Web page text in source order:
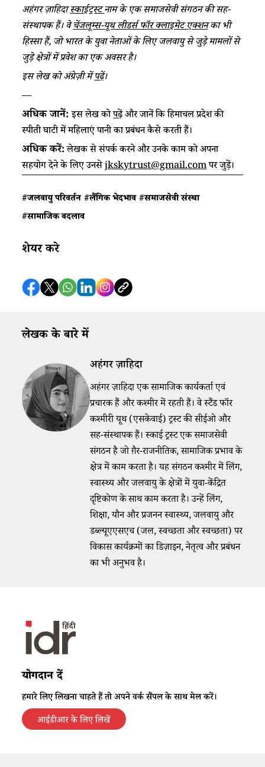
अहंगर ज़ाहिदास्काईट्रस्टनामके एक समाजसेवी संगठन की सह-
संस्थापक हैं। वेचेंजलूम्स-यूथ लीडर्स फॉर क्लाइमेट एक्शनका भी
हिस्सा हैं, जो भारत के युवा नेताओं के लिए जलवायु से जुड़े मामलों से
जुड़े क्षेत्रों में प्रवेश का एक अवसर है।
इस लेख को अंग्रेज़ी मेंपढ़ें।
—
अधिक जानें:इस लेख कोपढ़ेंऔर जानें कि हिमाचल प्रदेश की
स्पीती घाटी में महिलाएं पानी का प्रबंधन कैसे करती हैं।
अधिक करें:लेखक से संपर्क करने और उनके काम को अपना
सहयोग देने के लिए उनसेjkskytrust@gmail.comपर जुड़ें।
#जलवायु परिवर्तन #लैंगिक भेदभाव #समाजसेवी संस्था
#सामाजिक बदलाव
शेयर करे
लेखक के बारे में
अहंगर ज़ाहिदा
अहंगर ज़ाहिदा एक सामाजिक कार्यकर्ता एवं
प्रचारक हैं और कश्मीर में रहती हैं। वे स्टैंड फॉर
कश्मीरी यूथ (एसकेवाई) ट्रस्ट की सीईओ और
सह-संस्थापक हैं। स्काई ट्रस्ट एक समाजसेवी
संगठन है जो ग़ैर-राजनीतिक, सामाजिक प्रभाव के
क्षेत्र में काम करता है। यह संगठन कश्मीर में लिंग,
स्वास्थ्य और जलवायु के क्षेत्रों में युवा-केंद्रित
दृष्टिकोण के साथ काम करता है। उन्हें लिंग,
शिक्षा, यौन और प्रजनन स्वास्थ्य, जलवायु और
डब्ल्यूएएसएच (जल, स्वच्छता और स्वच्छता) पर
विकास कार्यक्रमों का डिज़ाइन, नेतृत्व और प्रबंधन
का भी अनुभव है।
योगदान दें
हमारे लिए लिखना चाहते हैं तो अपने वर्क सैंपल के साथ मेल करें।
आईडीआर के लिए लिखें